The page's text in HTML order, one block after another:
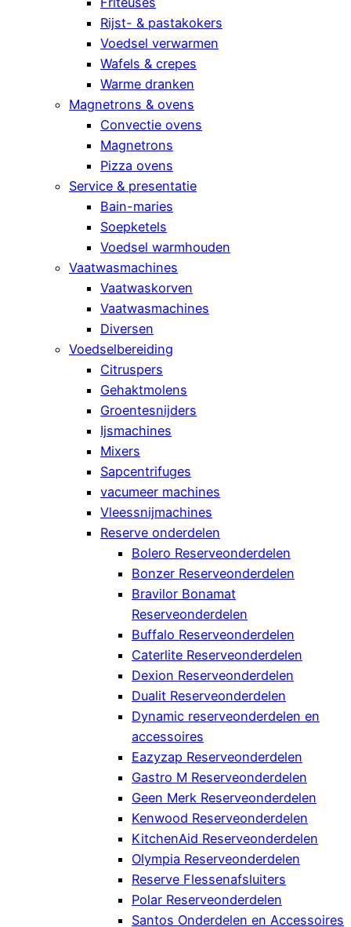
Rijst- & pastakokers
Voedsel verwarmen
Wafels & crepes
Warme dranken
Magnetrons & ovens
Convectie ovens
Magnetrons
Pizza ovens
Service & presentatie
Bain-maries
Soepketels
Voedsel warmhouden
Vaatwasmachines
Vaatwaskorven
Vaatwasmachines
Diversen
Voedselbereiding
Citruspers
Gehaktmolens
Groentesnijders
Ijsmachines
Mixers
Sapcentrifuges
vacumeer machines
Vleessnijmachines
Reserve onderdelen
Bolero Reserveonderdelen
Bonzer Reserveonderdelen
Bravilor Bonamat
Reserveonderdelen
Buffalo Reserveonderdelen
Caterlite Reserveonderdelen
Dexion Reserveonderdelen
Dualit Reserveonderdelen
Dynamic reserveonderdelen en
accessoires
Eazyzap Reserveonderdelen
Gastro M Reserveonderdelen
Geen Merk Reserveonderdelen
Kenwood Reserveonderdelen
KitchenAid Reserveonderdelen
Olympia Reserveonderdelen
Reserve Flessenafsluiters
Polar Reserveonderdelen
Santos Onderdelen en Accessoires